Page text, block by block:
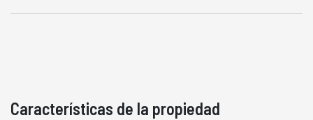
Características de la propiedad